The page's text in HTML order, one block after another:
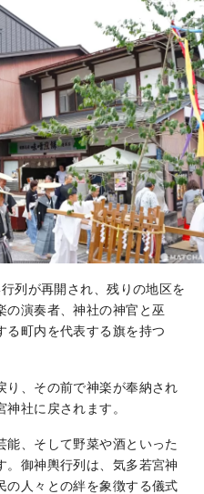
列が再開され、残りの地区を
の演奏者、神社の神官と巫
る町内を代表する旗を持つ
り、その前で神楽が奉納され
社に戻されます。
能、そして野菜や酒といった
。御神輿行列は、気多若宮神
の人々との絆を象徴する儀式